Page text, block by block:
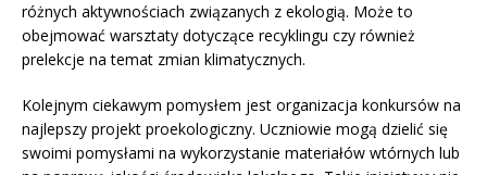
różnych aktywnościach związanych z ekologią. Może to
obejmować warsztaty dotyczące recyklingu czy również
prelekcje na temat zmian klimatycznych.
Kolejnym ciekawym pomysłem jest organizacja konkursów na
najlepszy projekt proekologiczny. Uczniowie mogą dzielić się
swoimi pomysłami na wykorzystanie materiałów wtórnych lub